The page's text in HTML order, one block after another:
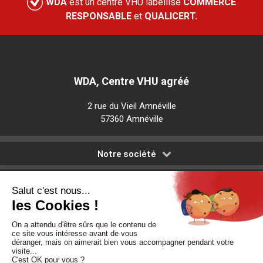
RESPONSABLE et QUALICERT.
WDA, Centre VHU agréé
2 rue du Vieil Amnéville
57360 Amnéville
Notre société